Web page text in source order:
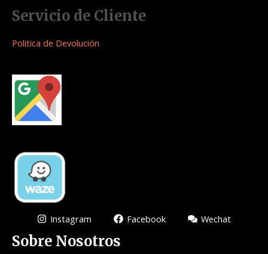
Servicio de Cliente
Politica de Devolución
Instagram Facebook Wechat
Sobre Nosotros